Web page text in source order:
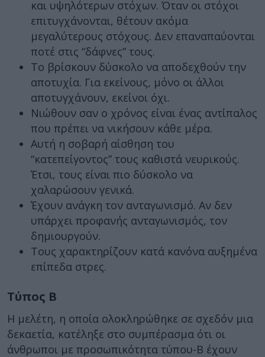
και υψηλότερων στόχων. Όταν οι στόχοι
επιτυγχάνονται, θέτουν ακόμα
μεγαλύτερους στόχους. Δεν επαναπαύονται
ποτέ στις “δάφνες” τους.
Το βρίσκουν δύσκολο να αποδεχθούν την
αποτυχία. Για εκείνους, μόνο οι άλλοι
αποτυγχάνουν, εκείνοι όχι.
Νιώθουν σαν ο χρόνος είναι ένας αντίπαλος
που πρέπει να νικήσουν κάθε μέρα.
Αυτή η σοβαρή αίσθηση του
“κατεπείγοντος” τους καθιστά νευρικούς.
Έτσι, τους είναι πιο δύσκολο να
χαλαρώσουν γενικά.
Έχουν ανάγκη τον ανταγωνισμό. Αν δεν
υπάρχει προφανής ανταγωνισμός, τον
δημιουργούν.
Τους χαρακτηρίζουν κατά κανόνα αυξημένα
επίπεδα στρες.
Τύπος Β
Η μελέτη, η οποία ολοκληρώθηκε σε σχεδόν μια
δεκαετία, κατέληξε στο συμπέρασμα ότι οι
άνθρωποι με προσωπικότητα τύπου-Β έχουν